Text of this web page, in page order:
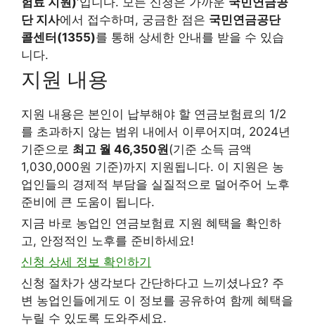
단 지사에서 접수하며, 궁금한 점은 국민연금공단
콜센터(1355)를 통해 상세한 안내를 받을 수 있습
니다.
지원 내용
지원 내용은 본인이 납부해야 할 연금보험료의 1/2
를 초과하지 않는 범위 내에서 이루어지며, 2024년
기준으로 최고 월 46,350원(기준 소득 금액
1,030,000원 기준)까지 지원됩니다. 이 지원은 농
업인들의 경제적 부담을 실질적으로 덜어주어 노후
준비에 큰 도움이 됩니다.
지금 바로 농업인 연금보험료 지원 혜택을 확인하
고, 안정적인 노후를 준비하세요!
신청 상세 정보 확인하기
신청 절차가 생각보다 간단하다고 느끼셨나요? 주
변 농업인들에게도 이 정보를 공유하여 함께 혜택을
누릴 수 있도록 도와주세요.